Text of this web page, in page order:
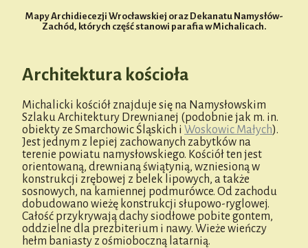
Mapy Archidiecezji Wrocławskiej oraz Dekanatu Namysłów-
Zachód, których część stanowi parafia w Michalicach.
Architektura kościoła
Michalicki kościół znajduje się na Namysłowskim
Szlaku Architektury Drewnianej (podobnie jak m. in.
obiekty ze Smarchowic Śląskich i Woskowic Małych).
Jest jednym z lepiej zachowanych zabytków na
terenie powiatu namysłowskiego. Kościół ten jest
orientowaną, drewnianą świątynią, wzniesioną w
konstrukcji zrębowej z belek lipowych, a także
sosnowych, na kamiennej podmurówce. Od zachodu
dobudowano wieżę konstrukcji słupowo-ryglowej.
Całość przykrywają dachy siodłowe pobite gontem,
oddzielne dla prezbiterium i nawy. Wieże wieńczy
hełm baniasty z ośmioboczną latarnią.